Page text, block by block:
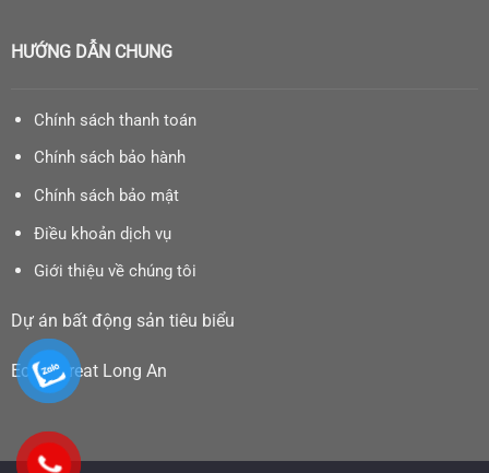
HƯỚNG DẪN CHUNG
Chính sách thanh toán
Chính sách bảo hành
Chính sách bảo mật
Điều khoản dịch vụ
Giới thiệu về chúng tôi
Dự án bất động sản tiêu biểu
Eco Retreat Long An